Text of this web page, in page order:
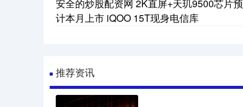
安全的炒股配资网 2K直屏+天玑9500芯片预
计本月上市 iQOO 15T现身电信库
推荐资讯